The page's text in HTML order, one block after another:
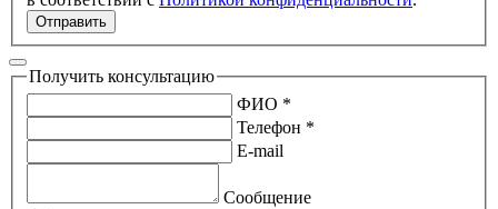
Отправить
Получить консультацию
ФИО *
Телефон *
E-mail
Сообщение